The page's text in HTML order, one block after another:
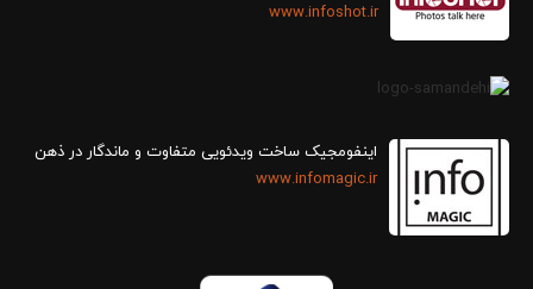
www.infoshot.ir
اینفومجیک ساخت ویدئویی متفاوت و ماندگار در ذهن
www.infomagic.ir